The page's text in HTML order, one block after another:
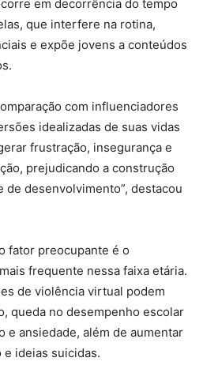
em decorrência do tempo
que interfere na rotina,
e expõe jovens a conteúdos
com influenciadores
idealizadas de suas vidas
frustração, insegurança e
prejudicando a construção
de desenvolvimento”, destacou
fator preocupante é o
frequente nessa faixa etária.
de violência virtual podem
queda no desempenho escolar
e ansiedade, além de aumentar
ideias suicidas.